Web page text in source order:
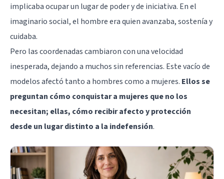
implicaba ocupar un lugar de poder y de iniciativa. En el
imaginario social, el hombre era quien avanzaba, sostenía y
cuidaba.
Pero las coordenadas cambiaron con una velocidad
inesperada, dejando a muchos sin referencias. Este vacío de
modelos afectó tanto a hombres como a mujeres. Ellos se
preguntan cómo conquistar a mujeres que no los
necesitan; ellas, cómo recibir afecto y protección
desde un lugar distinto a la indefensión.